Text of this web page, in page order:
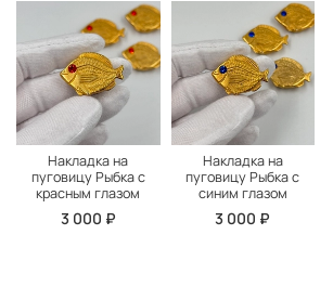
Накладка на
пуговицу Рыбка с
красным глазом
3 000 ₽
Накладка на
пуговицу Рыбка с
синим глазом
3 000 ₽